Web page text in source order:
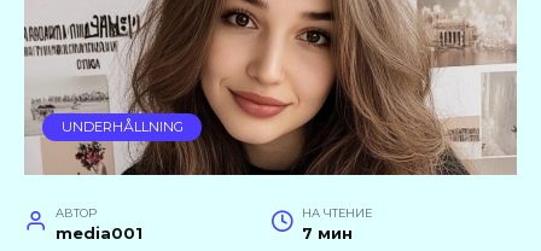
UNDERHÅLLNING
АВТОР
media001
НА ЧТЕНИЕ
7 мин